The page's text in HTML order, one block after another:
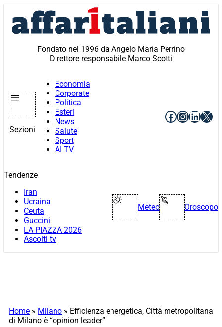
contenuto
Fondato nel 1996 da Angelo Maria Perrino
Direttore responsabile Marco Scotti
Sezioni
Economia
Corporate
Politica
Esteri
News
Salute
Sport
AI TV
Facebook
X
Tendenze
Iran
Ucraina
Ceuta
Guccini
LA PIAZZA 2026
Ascolti tv
Meteo Oroscopo
Home » Milano » Efficienza energetica, Città metropolitana
di Milano è “opinion leader”